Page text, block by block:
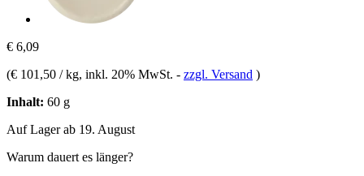
€ 6,09
(€ 101,50 / kg, inkl. 20% MwSt. - zzgl. Versand )
Inhalt: 60 g
Auf Lager ab 19. August
Warum dauert es länger?